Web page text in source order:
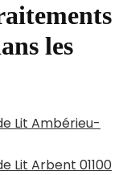
les
Lit Ambérieu-
Lit Arbent 01100